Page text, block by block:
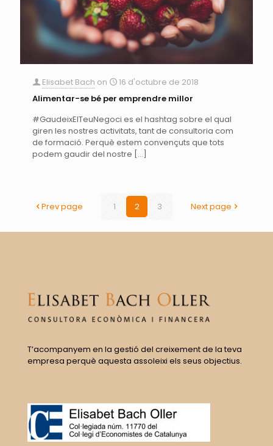
Elisabet Bach on
16 d'octubre de 2018
Alimentar-se bé per emprendre millor
#GaudeixElTeuNegoci es el hashtag sobre el qual
giren les nostres activitats, tant de consultoria com
de formació. Perquè estem convençuts que tots
podem gaudir del nostre […]
Prev page 1 2 3 Next page
T’acompanyem en la gestió del creixement de la teva
empresa perquè aquesta assoleixi els seus objectius.